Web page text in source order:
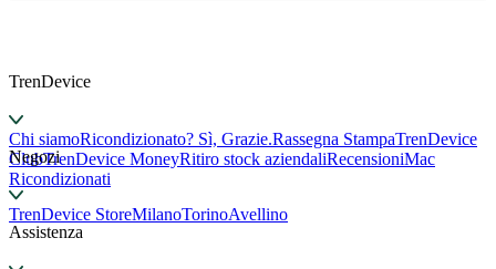
TrenDevice
Chi siamoRicondizionato? Sì, Grazie.Rassegna StampaTrenDevice
ClubTrenDevice MoneyRitiro stock aziendaliRecensioniMac
Ricondizionati
Negozi
TrenDevice StoreMilanoTorinoAvellino
Assistenza